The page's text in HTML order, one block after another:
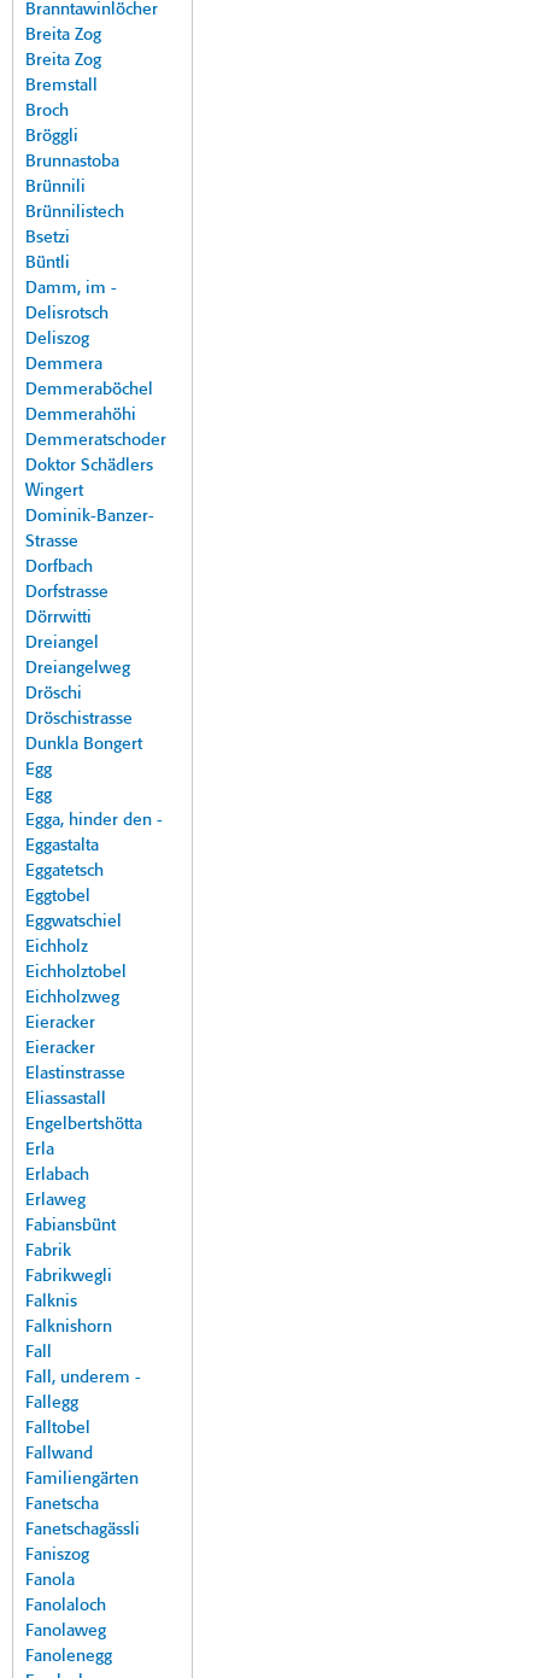
Branntawinlöcher
Breita Zog
Breita Zog
Bremstall
Broch
Bröggli
Brunnastoba
Brünnili
Brünnilistech
Bsetzi
Büntli
Damm, im -
Delisrotsch
Deliszog
Demmera
Demmeraböchel
Demmerahöhi
Demmeratschoder
Doktor Schädlers
Wingert
Dominik-Banzer-
Strasse
Dorfbach
Dorfstrasse
Dörrwitti
Dreiangel
Dreiangelweg
Dröschi
Dröschistrasse
Dunkla Bongert
Egg
Egg
Egga, hinder den -
Eggastalta
Eggatetsch
Eggtobel
Eggwatschiel
Eichholz
Eichholztobel
Eichholzweg
Eieracker
Eieracker
Elastinstrasse
Eliassastall
Engelbertshötta
Erla
Erlabach
Erlaweg
Fabiansbünt
Fabrik
Fabrikwegli
Falknis
Falknishorn
Fall
Fall, underem -
Fallegg
Falltobel
Fallwand
Familiengärten
Fanetscha
Fanetschagässli
Faniszog
Fanola
Fanolaloch
Fanolaweg
Fanolenegg